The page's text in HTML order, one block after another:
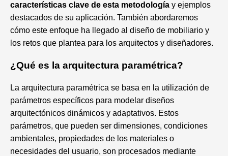
características clave de esta metodología y ejemplos
destacados de su aplicación. También abordaremos
cómo este enfoque ha llegado al diseño de mobiliario y
los retos que plantea para los arquitectos y diseñadores.
¿Qué es la arquitectura paramétrica?
La arquitectura paramétrica se basa en la utilización de
parámetros específicos para modelar diseños
arquitectónicos dinámicos y adaptativos. Estos
parámetros, que pueden ser dimensiones, condiciones
ambientales, propiedades de los materiales o
necesidades del usuario, son procesados mediante